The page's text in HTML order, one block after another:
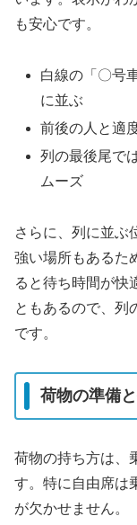
も安心です。
白線の「〇号
に並ぶ
前後の人と適
列の最後尾で
ムーズ
さらに、列に並ぶ
強い場所もあるた
ると待ち時間が快
ともあるので、列
です。
荷物の準備
荷物の持ち方は、
す。特に自由席は
が欠かせません。